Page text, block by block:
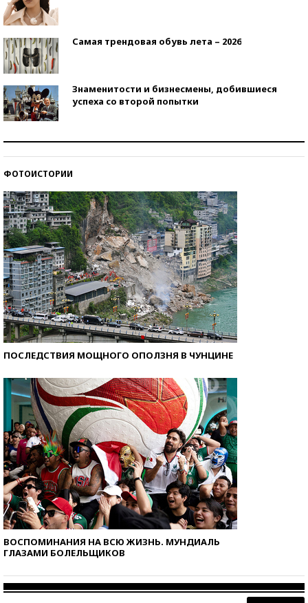
Самая трендовая обувь лета – 2026
Знаменитости и бизнесмены, добившиеся
успеха со второй попытки
ФОТОИСТОРИИ
ПОСЛЕДСТВИЯ МОЩНОГО ОПОЛЗНЯ В ЧУНЦИНЕ
ВОСПОМИНАНИЯ НА ВСЮ ЖИЗНЬ. МУНДИАЛЬ
ГЛАЗАМИ БОЛЕЛЬЩИКОВ